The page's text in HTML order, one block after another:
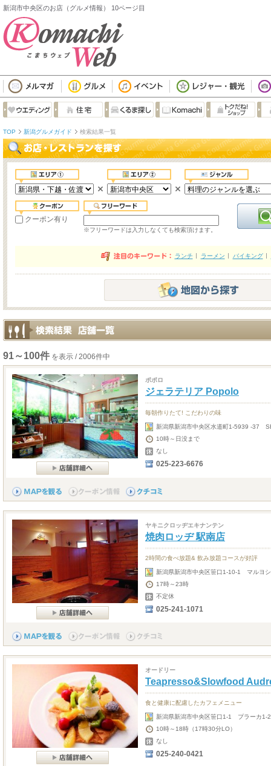
新潟市中央区のお店（グルメ情報） 10ページ目
TOP 新潟グルメガイド 検索結果一覧
クーポン有り
※フリーワードは入力しなくても検索頂けます。
ランチ ラーメン バイキング
91～100件 を表示 / 2006件中
ポポロ
ジェラテリア Popolo
毎朝作りたて! こだわりの味
新潟県新潟市中央区水道町1-5939 -37
10時～日没まで
なし
025-223-6676
ヤキニクロッヂエキナンテン
焼肉ロッヂ 駅南店
2時間の食べ放題& 飲み放題コースが好評
新潟県新潟市中央区笹口1-10-1 マルヨ
17時～23時
不定休
025-241-1071
オードリー
Teapresso&Slowfood
食と健康に配慮したカフェメニュー
新潟県新潟市中央区笹口1-1 プラーカ1-
10時～18時（17時30分LO）
なし
025-240-0421